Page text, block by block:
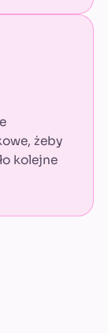
żeby
kolejne